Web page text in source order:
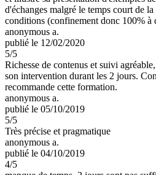
d'échanges malgré le temps court de
conditions (confinement donc 100% à
anonymous a.
publié le 12/02/2020
5/5
Richesse de contenus et suivi
son intervention durant les 2 jours.
recommande cette formation.
anonymous a.
publié le 05/10/2019
5/5
Très précise et pragmatique
anonymous a.
publié le 04/10/2019
4/5